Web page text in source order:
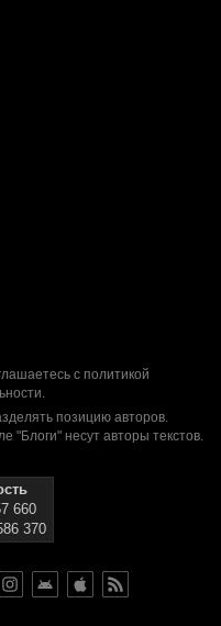
с политикой
.
позицию авторов.
"Блоги" несут авторы текстов.
660
370